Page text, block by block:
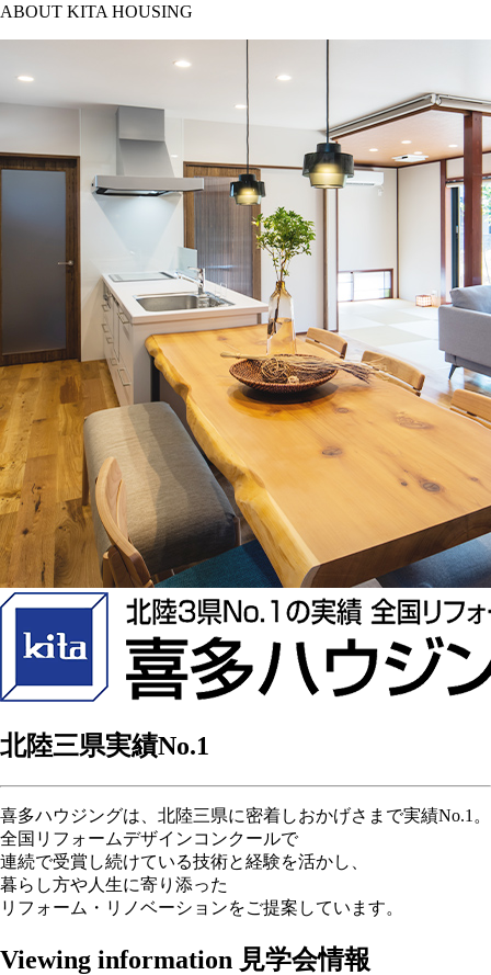
ABOUT KITA HOUSING
北陸三県実績No.1
喜多ハウジングは、北陸三県に密着しおかげさまで実績No.1。
全国リフォームデザインコンクールで
連続で受賞し続けている技術と経験を活かし、
暮らし方や人生に寄り添った
リフォーム・リノベーションをご提案しています。
Viewing information 見学会情報